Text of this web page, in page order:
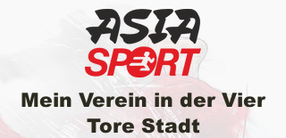
Mein Verein in der Vier
Tore Stadt